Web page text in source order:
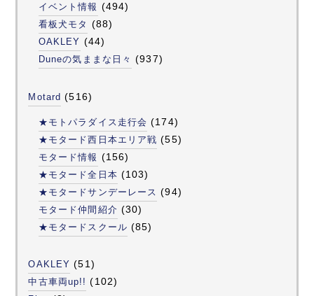
イベント情報 (494)
看板犬モタ (88)
OAKLEY (44)
Duneの気ままな日々 (937)
Motard (516)
★モトパラダイス走行会 (174)
★モタード西日本エリア戦 (55)
モタード情報 (156)
★モタード全日本 (103)
★モタードサンデーレース (94)
モタード仲間紹介 (30)
★モタードスクール (85)
OAKLEY (51)
中古車両up!! (102)